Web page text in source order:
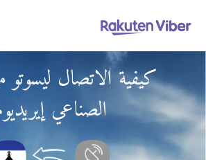
كيفية الاتصال
الصناعي